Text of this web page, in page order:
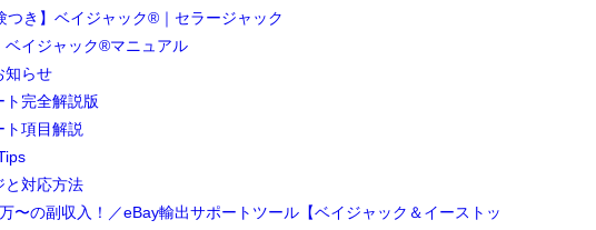
つき】ベイジャック®｜セラージャック
ベイジャック®マニュアル
知らせ
ト完全解説版
ト項目解説
と対応方法
〜の副収入！／eBay輸出サポートツール【ベイジャック＆イーストッ
1.2 チームアクセス(Team Access)/旧マルチユーザー・アカウントアクセス（
Access）の設定
1.4.2 アカウントを登録する